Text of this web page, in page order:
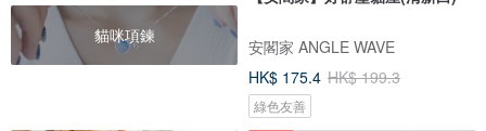
貓咪項鍊
安閣家 ANGLE WAVE
HK$ 175.4 HK$ 199.3
綠色友善